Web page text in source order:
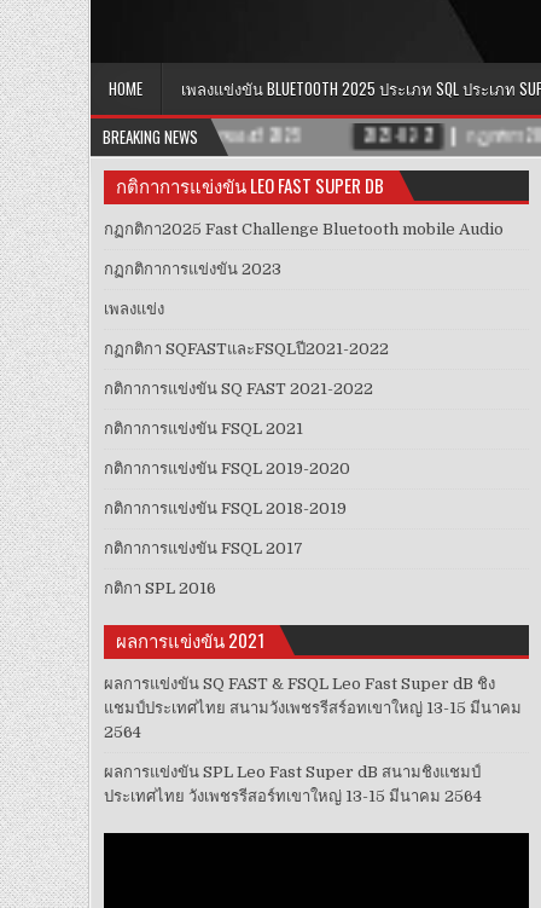
HOME
เพลงแข่งขัน BLUETOOTH 2025 ประเภท SQL ประเภท
BREAKING NEWS
2025-02-27 กฏกติกา2025 FAST CHALLENGE BLUETOOTH MOBILE
กติกาการแข่งขัน LEO FAST SUPER DB
กฏกติกา2025 Fast Challenge Bluetooth mobile Audio
กฏกติกาการแข่งขัน 2023
เพลงแข่ง
กฏ​กติกา​ SQFAST​และFSQLปี2021-2022​
กติกาการแข่งขัน SQ FAST 2021-2022
กติกาการแข่งขัน FSQL 2021
กติกาการแข่งขัน FSQL 2019-2020
กติกาการแข่งขัน FSQL 2018-2019
กติกาการแข่งขัน FSQL 2017
กติกา SPL 2016
ผลการแข่งขัน 2021
ผลการแข่งขัน SQ FAST & FSQL Leo Fast Super dB ชิง
แชมป์ประเทศไทย สนามวังเพชรรีสร์อทเขาใหญ่ 13-15 มีนาคม
2564
ผลการแข่งขัน SPL Leo Fast Super dB สนามชิงแชมป์
ประเทศไทย วังเพชรรีสอร์ทเขาใหญ่ 13-15 มีนาคม 2564